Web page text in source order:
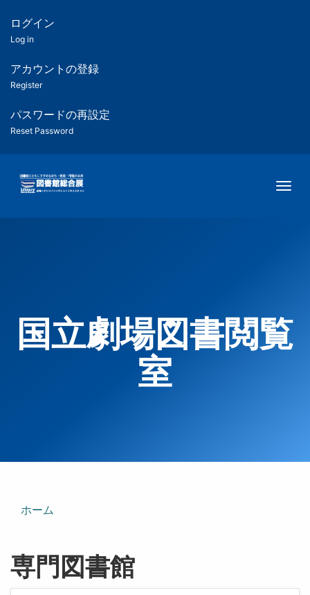
ツ
匿
名
ユ
ー
ー
用
メ
ログイン
Log in
アカウントの登録
Register
パスワードの再設定
Reset Password
国立劇場図書閲覧
室
ホーム
専門図書館